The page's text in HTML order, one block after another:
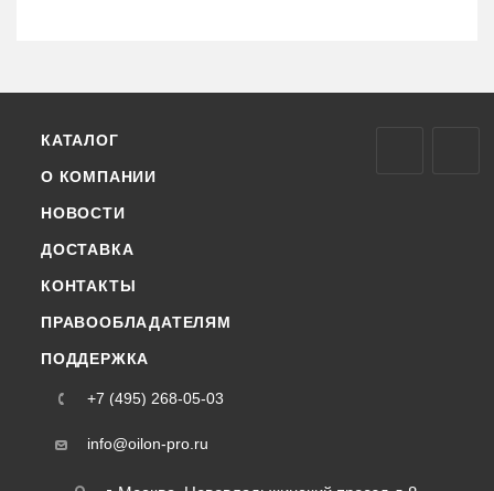
КАТАЛОГ
О КОМПАНИИ
НОВОСТИ
ДОСТАВКА
КОНТАКТЫ
ПРАВООБЛАДАТЕЛЯМ
ПОДДЕРЖКА
+7 (495) 268-05-03
info@oilon-pro.ru